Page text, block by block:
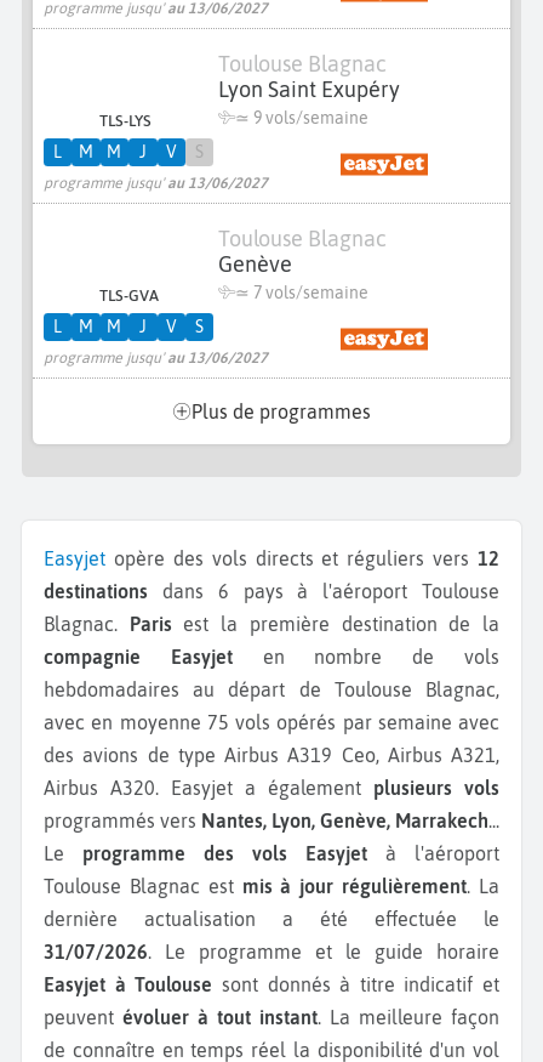
programme jusqu'au 13/06/2027
TLS-LYS
Toulouse Blagnac
Lyon Saint Exupéry
≃ 9 vols/semaine
programme jusqu'au 13/06/2027
L M M J V S
TLS-GVA
Toulouse Blagnac
Genève
≃ 7 vols/semaine
programme jusqu'au 13/06/2027
L M M J V S
Plus de programmes
Easyjet opère des vols directs et réguliers vers 12
destinations dans 6 pays à l'aéroport Toulouse
Blagnac. Paris est la première destination de la
compagnie Easyjeten nombre de vols
hebdomadaires au départ de Toulouse Blagnac,
avec en moyenne 75 vols opérés par semaine avec
des avions de type Airbus A319 Ceo, Airbus A321,
Airbus A320. Easyjet a également plusieurs vols
programmés vers Nantes, Lyon, Genève, Marrakech
Le programme des vols Easyjet à l'aéroport
Toulouse Blagnac est mis à jour régulièrement . La
dernière actualisation a été effectuée le
31/07/2026 . Le programme et le guide horaire
Easyjet à Toulouse sont donnés à titre indicatif et
peuvent évoluer à tout instant . La meilleure façon
de connaître en temps réel la disponibilité d'un vol